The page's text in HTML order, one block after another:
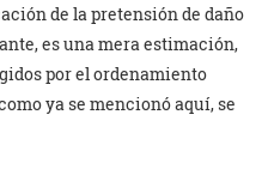
de la pretensión de daño
es una mera estimación,
por el ordenamiento
ya se mencionó aquí, se